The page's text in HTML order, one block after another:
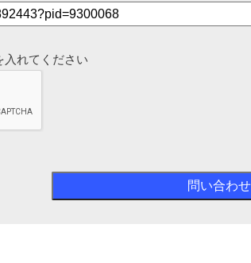
入れてください